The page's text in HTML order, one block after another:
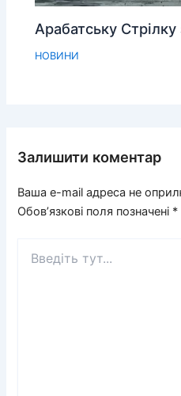
Арабатську
НОВИНИ
Залишити коментар
Ваша e-mail адреса не
Обов’язкові поля позначені *
тут...